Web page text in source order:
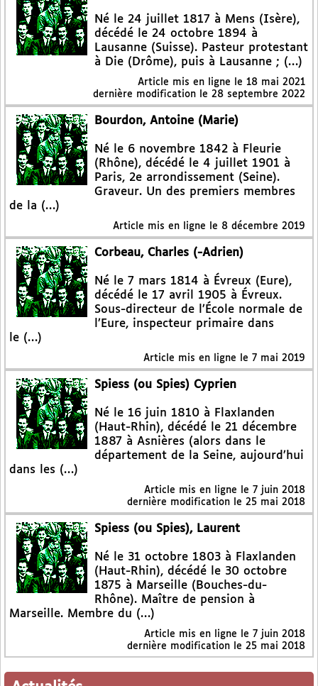
Né le 24 juillet 1817 à Mens (Isère),
décédé le 24 octobre 1894 à
Lausanne (Suisse). Pasteur protestant
à Die (Drôme), puis à Lausanne ; (…)
Article mis en ligne le 18 mai 2021
dernière modification le 28 septembre 2022
Bourdon, Antoine (Marie)
Né le 6 novembre 1842 à Fleurie
(Rhône), décédé le 4 juillet 1901 à
Paris, 2e arrondissement (Seine).
Graveur. Un des premiers membres
de la (…)
Article mis en ligne le 8 décembre 2019
Corbeau, Charles (-Adrien)
Né le 7 mars 1814 à Évreux (Eure),
décédé le 17 avril 1905 à Évreux.
Sous-directeur de l’École normale de
l’Eure, inspecteur primaire dans
le (…)
Article mis en ligne le 7 mai 2019
Spiess (ou Spies) Cyprien
Né le 16 juin 1810 à Flaxlanden
(Haut-Rhin), décédé le 21 décembre
1887 à Asnières (alors dans le
département de la Seine, aujourd’hui
dans les (…)
Article mis en ligne le 7 juin 2018
dernière modification le 25 mai 2018
Spiess (ou Spies), Laurent
Né le 31 octobre 1803 à Flaxlanden
(Haut-Rhin), décédé le 30 octobre
1875 à Marseille (Bouches-du-
Rhône). Maître de pension à
Marseille. Membre du (…)
Article mis en ligne le 7 juin 2018
dernière modification le 25 mai 2018